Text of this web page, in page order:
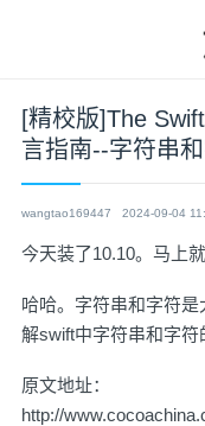
[精校版]The
言指南--字符串和
wangtao169447 2024-09-04
今天装了10.10。马上
哈哈。字符串和字符
解swift中字符串和字符
原文地址：
http://